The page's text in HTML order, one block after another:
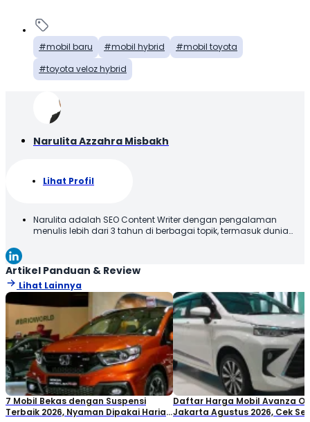
mobil baru mobil hybrid
mobil toyota
toyota veloz hybrid
Narulita Azzahra Misbakh
Lihat Profil
Narulita adalah SEO Content Writer dengan pengalaman
menulis lebih dari 3 tahun di berbagai topik, termasuk dunia
kepada para pembaca. Terima kasih telah membaca karya
tulis saya, semoga tulisan ini bisa bermanfaat!
Artikel Panduan & Review
Lihat Lainnya
7 Mobil Bekas dengan Suspensi
Terbaik 2026, Nyaman Dipakai Harian
Daftar Harga Mobil Avanza
Jakarta Agustus 2026, Cek